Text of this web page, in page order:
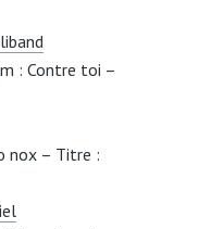
: Contre toi –
nox – Titre :